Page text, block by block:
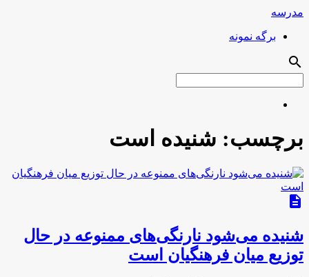
مدرسه
برگه نمونه
search
برچسب: شنیده است
description
شنیده می‌شود نارنگی‌های ممنوعه در حال
توزیع میان فرهنگیان است